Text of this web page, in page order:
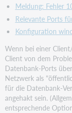
Meldung: Fehler
Relevante Ports
Konfiguration
Wenn bei einer
Client von dem
Datenbank-Ports
Netzwerk als
für die Datenbank-
angehakt sein.
entsprechende